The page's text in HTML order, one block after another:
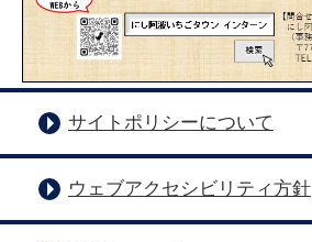
サイトポリシーについて
ウェブアクセシビリティ方針